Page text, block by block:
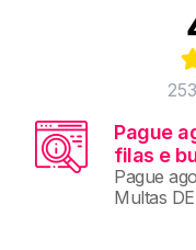
Pague
filas e
Pague
Multas